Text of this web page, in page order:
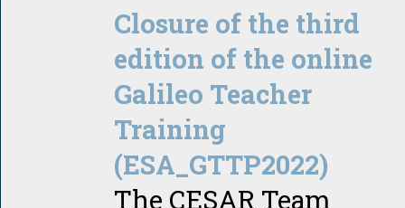
Closure of the third
edition of the online
Galileo Teacher
Training
(ESA_GTTP2022)
The CESAR Team